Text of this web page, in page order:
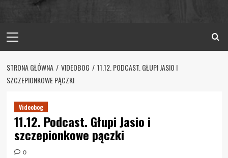
Menu
STRONA GŁÓWNA VIDEOBOG
11.12. PODCAST. GŁUPI JASIO I
SZCZEPIONKOWE PĄCZKI
Videobog
11.12. Podcast. Głupi Jasio i
szczepionkowe pączki
0